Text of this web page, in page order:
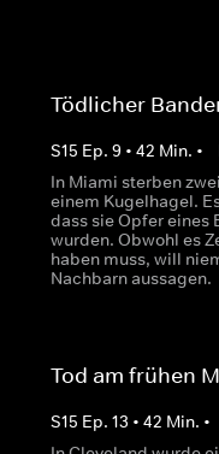
Tödlicher
S15 Ep. 9• 42 Min. •
In Miami sterben
einem Kugelhagel.
dass sie Opfer eines
wurden. Obwohl es
haben muss, will
Nachbarn aussagen.
Tod am frühen
S15 Ep. 13 • 42 Min. •